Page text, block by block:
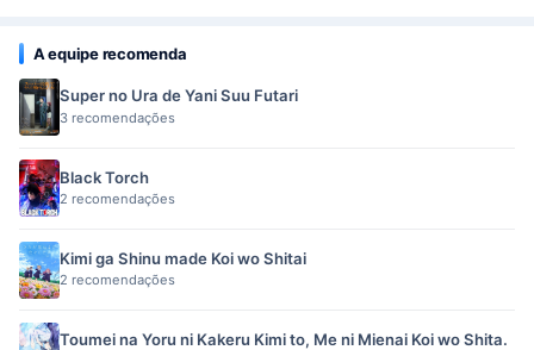
A equipe recomenda
Super no Ura de Yani Suu Futari
3 recomendações
Black Torch
2 recomendações
Kimi ga Shinu made Koi wo Shitai
2 recomendações
Toumei na Yoru ni Kakeru Kimi to, Me ni Mienai Koi wo Shita.